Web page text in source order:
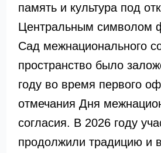
память и культура под
Центральным символом
Сад межнационального
пространство было
году во время первого
отмечания Дня
согласия. В 2026 году
продолжили традицию и